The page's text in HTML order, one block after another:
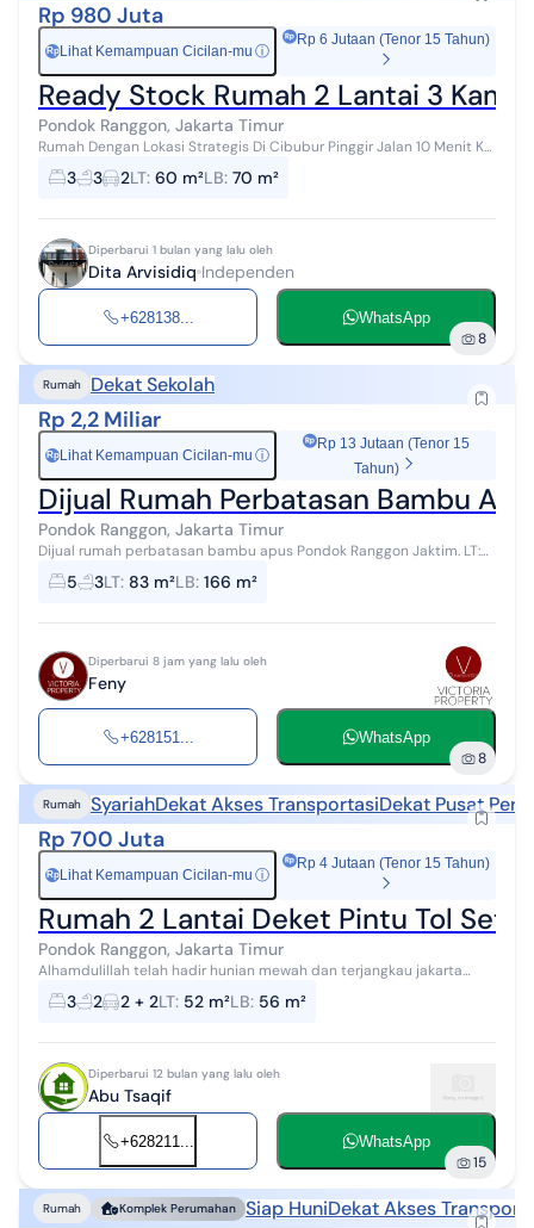
Rp 980 Juta
Rp Lihat Kemampuan Cicilan-mu ⓘ
Rp 6 Jutaan (Tenor 15 Tahun)
Ready Stock Rumah 2 Lantai 3
Pondok Ranggon, Jakarta Timur
Rumah Dengan Lokasi Strategis Di Cibubur Pinggir Jalan 10 Menit Ke
Tol Dan LRT Cibubur Menjadi Pilihan Terbaik Untuk Hunian Keluarga
Tercinta. Har...
3 3 2LT: 60 m²LB: 70 m²
Diperbarui 1 bulan yang lalu oleh
Dita Arvisidiq Independen
+628138... WhatsApp
8
Rumah Dekat Sekolah
Rp 2,2 Miliar
Rp Lihat Kemampuan Cicilan-mu ⓘ
Rp 13 Jutaan (Tenor 15
Tahun)
Dijual Rumah Perbatasan Bambu
Pondok Ranggon, Jakarta Timur
Dijual rumah perbatasan bambu apus Pondok Ranggon Jaktim. LT:
83 LB: 166 Jumlah lantai: 2 KT: 5 KM: 3 Air: air tanah Listrik: 5000 VA
Legalitas: SH...
5 3LT: 83 m²LB: 166 m²
Diperbarui 8 jam yang lalu oleh
Feny
+628151... WhatsApp
8
Rumah SyariahDekat Akses TransportasiDekat Pusat
Rp 700 Juta
Rp Lihat Kemampuan Cicilan-mu ⓘ
Rp 4 Jutaan (Tenor 15 Tahun)
Rumah 2 Lantai Deket Pintu Tol Setu
Pondok Ranggon, Jakarta Timur
Alhamdulillah telah hadir hunian mewah dan terjangkau jakarta
timur dengan lokasi strategis dan dikelilingi penghijauan yang
membuat udara sejuk, n...
3 2 2 + 2LT: 52 m²LB: 56 m²
Diperbarui 12 bulan yang lalu oleh
Abu Tsaqif
+628211... WhatsApp
15
Rumah Komplek Perumahan Siap HuniDekat Akses